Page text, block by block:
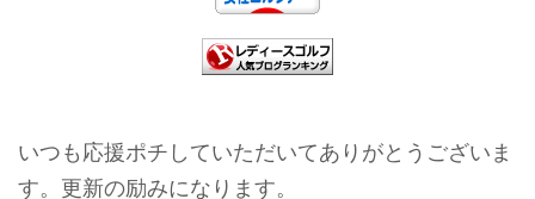
いつも応援ポチしていただいてありがとうございま
す。更新の励みになります。